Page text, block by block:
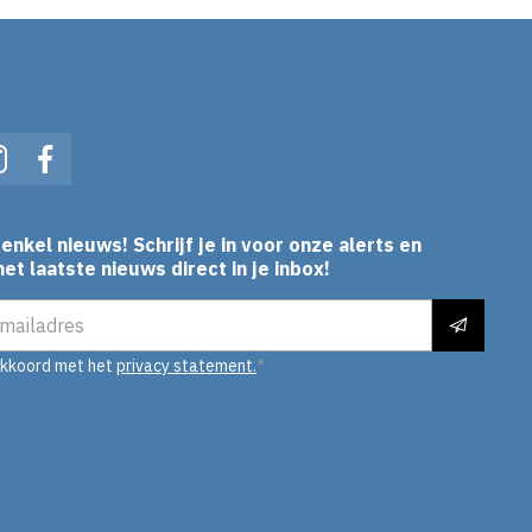
Facebook
nieuws! Schrijf je in voor onze alerts en
laatste nieuws direct in je inbox!
met het privacy statement.